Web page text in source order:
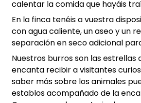
calentar la comida que hayáis
En la finca tenéis a vuestra
con agua caliente, un aseo y un
separación en seco adicional
Nuestros burros son las estrellas
encanta recibir a visitantes
saber más sobre los animales
establos acompañado de la